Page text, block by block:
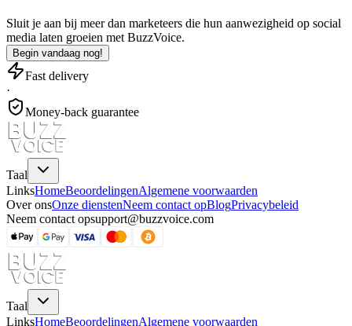
Sluit je aan bij meer dan marketeers die hun aanwezigheid op social
media laten groeien met BuzzVoice.
Begin vandaag nog!
Fast delivery
·
Money-back guarantee
Taal
LinksHomeBeoordelingenAlgemene voorwaarden
Over onsOnze dienstenNeem contact opBlogPrivacybeleid
Neem contact opsupport@buzzvoice.com
Taal
LinksHomeBeoordelingenAlgemene voorwaarden